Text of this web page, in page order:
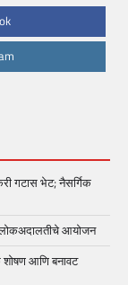
गटास भेट; नैसर्गिक
लोकअदालतीचे आयोजन
आणि बनावट